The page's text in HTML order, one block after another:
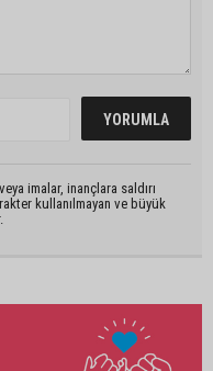
imalar, inançlara saldırı
kullanılmayan ve büyük